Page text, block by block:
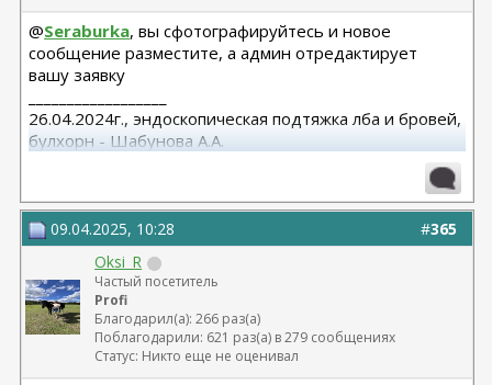
@Seraburka, вы сфотографируйтесь и новое
сообщение разместите, а админ отредактирует
вашу заявку
26.04.2024г., эндоскопическая подтяжка лба и бровей,
булхорн - Шабунова А.А.
06.12.2024г., бодилифт, липофилинг ягодиц, редукция
22.09.2025г. брахио пластика+торсопластика -
Бабикова М.А.
06.01.2026г. феморо пластика+липо ног - Бабикова
#365
09.04.2025, 10:28
Oksi_R
Частый посетитель
Profi
Благодарил(а): 266 раз(а)
Поблагодарили: 621 раз(а) в 279 сообщениях
Статус: Никто еще не оценивал